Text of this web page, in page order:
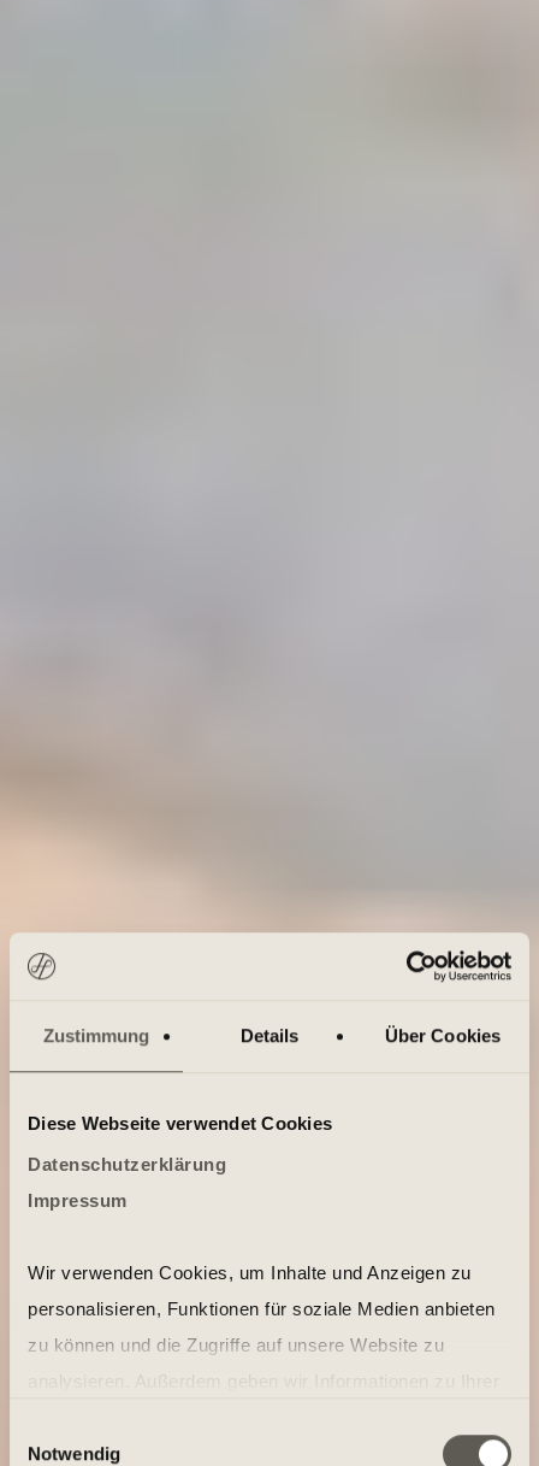
Zustimmung Details Über Cookies
Diese Webseite verwendet Cookies
Datenschutzerklärung
Impressum
Wir verwenden Cookies, um Inhalte und Anzeigen zu
personalisieren, Funktionen für soziale Medien anbieten
zu können und die Zugriffe auf unsere Website zu
analysieren. Außerdem geben wir Informationen zu Ihrer
soziale Medien, Werbung und Analysen weiter. Unsere
Notwendig